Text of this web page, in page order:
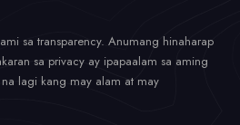
sa transparency. Anumang hinaharap
sa privacy ay ipapaalam sa aming
lagi kang may alam at may